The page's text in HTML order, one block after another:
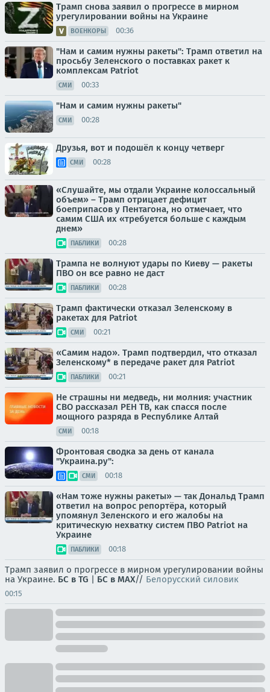
Трамп снова заявил о прогрессе в мирном
урегулировании войны на Украине
ВОЕНКОРЫ 00:36
"Нам и самим нужны ракеты": Трамп ответил на
просьбу Зеленского о поставках ракет к
комплексам Patriot
СМИ 00:33
"Нам и самим нужны ракеты"
СМИ 00:28
Друзья, вот и подошёл к концу четверг
СМИ 00:28
«Слушайте, мы отдали Украине колоссальный
объем» – Трамп отрицает дефицит
боеприпасов у Пентагона, но отмечает, что
самим США их «требуется больше с каждым
днем»
ПАБЛИКИ 00:28
Трампа не волнуют удары по Киеву — ракеты
ПВО он все равно не даст
ПАБЛИКИ 00:28
Трамп фактически отказал Зеленскому в
ракетах для Patriot
СМИ 00:21
«Самим надо». Трамп подтвердил, что отказал
Зеленскому* в передаче ракет для Patriot
ПАБЛИКИ 00:21
Не страшны ни медведь, ни молния: участник
СВО рассказал РЕН ТВ, как спасся после
мощного разряда в Республике Алтай
СМИ 00:18
Фронтовая сводка за день от канала
"Украина.ру":
СМИ 00:18
«Нам тоже нужны ракеты» — так Дональд Трамп
ответил на вопрос репортёра, который
упомянул Зеленского и его жалобы на
критическую нехватку систем ПВО Patriot на
Украине
ПАБЛИКИ 00:18
Трамп заявил о прогрессе в мирном урегулировании войны
на Украине. БС в TG | БС в МАХ// Белорусский силовик
00:15